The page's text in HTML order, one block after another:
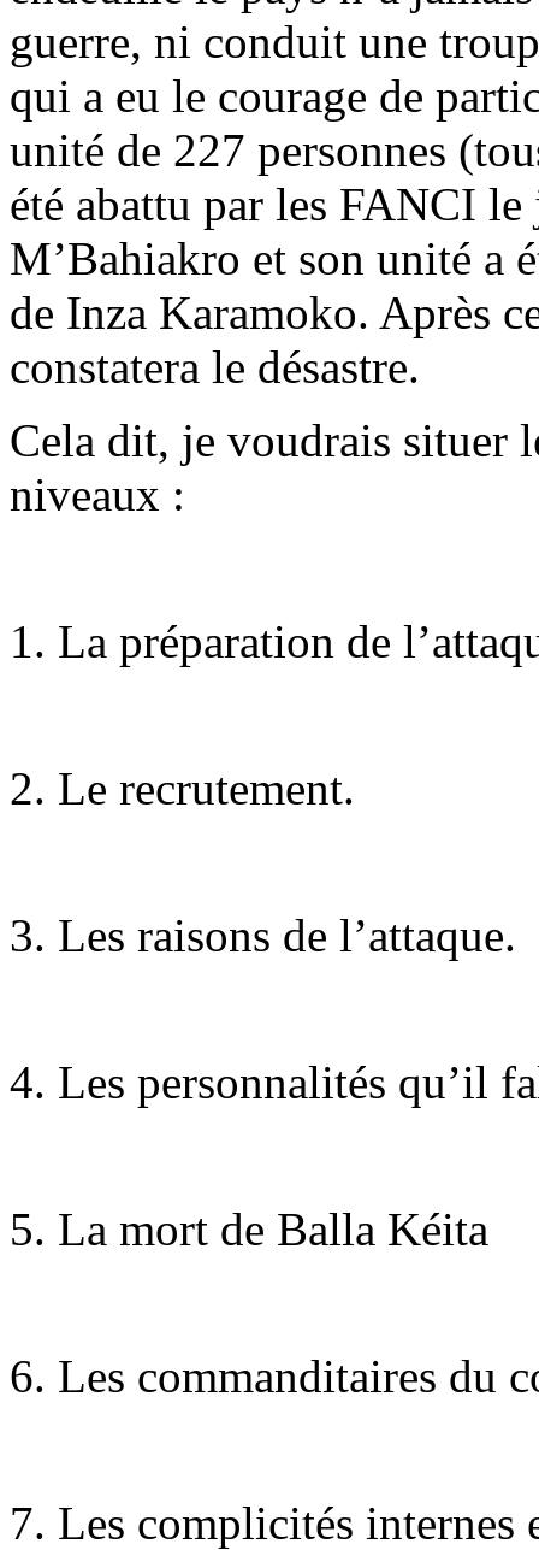
guerre, ni conduit une
qui a eu le courage de
unité de 227 personnes
été abattu par les FANCI
M’Bahiakro et son unité a
de Inza Karamoko. Après
constatera le désastre.
Cela dit, je voudrais situer
niveaux :
1. La préparation de
2. Le recrutement.
3. Les raisons de l’attaque.
4. Les personnalités qu’il
5. La mort de Balla Kéita
6. Les commanditaires du
7. Les complicités internes